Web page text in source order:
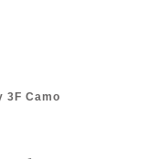
3F Camo